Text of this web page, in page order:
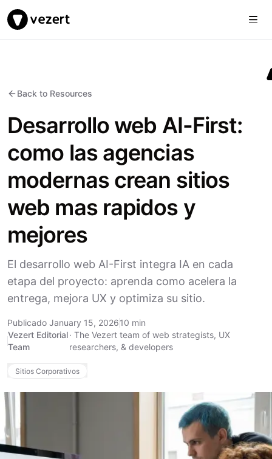
Vezert
Back to Resources
Desarrollo web AI-First:
como las agencias
modernas crean sitios
web mas rapidos y
mejores
El desarrollo web AI-First integra IA en cada
etapa del proyecto: aprenda como acelera la
entrega, mejora UX y optimiza su sitio.
Publicado January 15, 202610 min
Vezert Editorial
Team
·The Vezert team of web strategists, UX
researchers, & developers
Sitios Corporativos